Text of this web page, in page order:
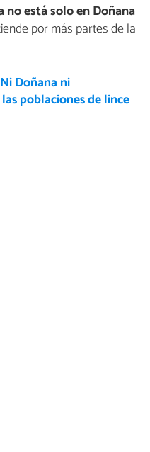
está solo en Doñana
por más partes de la
Ni Doñana ni
poblaciones de lince